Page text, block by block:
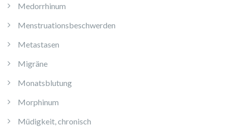
Medorrhinum
Menstruationsbeschwerden
Metastasen
Migräne
Monatsblutung
Morphinum
Müdigkeit, chronisch